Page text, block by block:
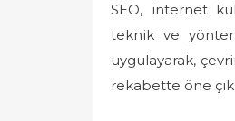
SEO, internet
teknik ve
uygulayarak,
rekabette öne